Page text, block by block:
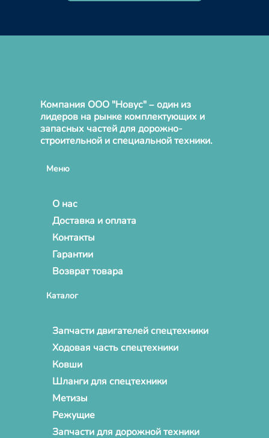
Компания ООО "Новус" – один из
лидеров на рынке комплектующих и
запасных частей для дорожно-
строительной и специальной техники.
Меню
О нас
Доставка и оплата
Контакты
Гарантии
Возврат товара
Каталог
Запчасти двигателей спецтехники
Ходовая часть спецтехники
Ковши
Шланги для спецтехники
Метизы
Режущие
Запчасти для дорожной техники